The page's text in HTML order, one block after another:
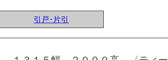
引戸･片引